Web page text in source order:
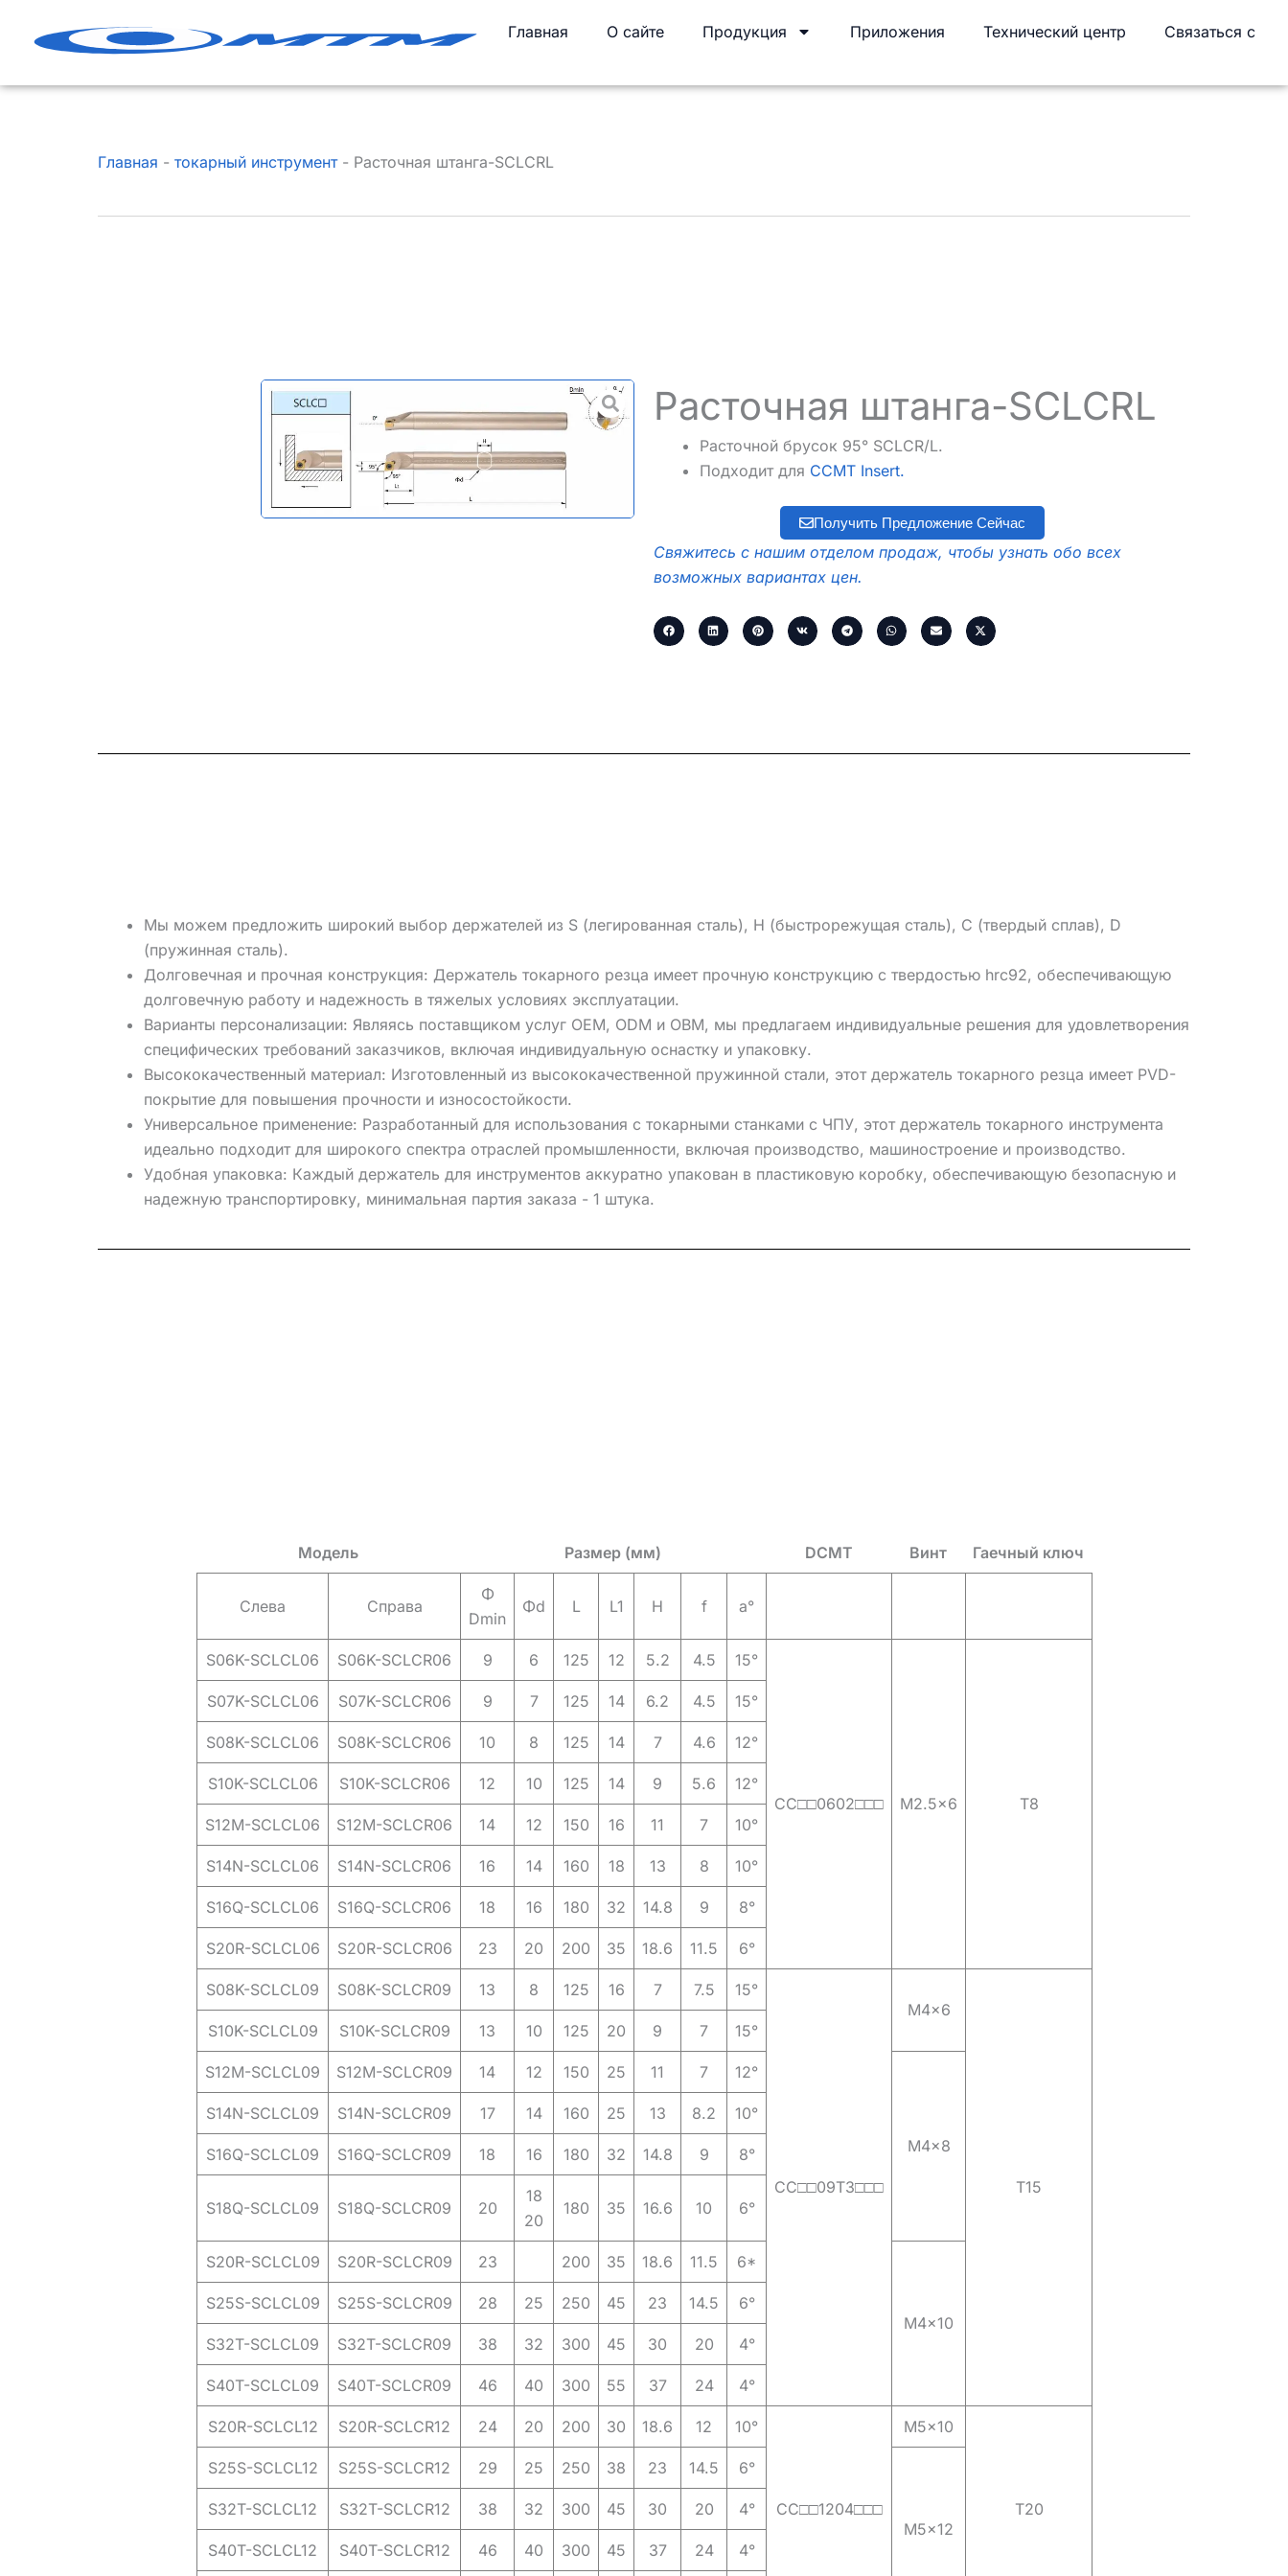
Главная О сайте Продукция Приложения Технический центр Связаться с
Главная - токарный инструмент- Расточная штанга-SCLCRL
Расточная штанга-SCLCRL
Расточной брусок 95° SCLCR/L.
Подходит для CCMT Insert.
Получить Предложение Сейчас
Свяжитесь с нашим отделом продаж, чтобы узнать обо всех
возможных вариантах цен.
Мы можем предложить широкий выбор держателей из S (легированная сталь), H (быстрорежущая сталь), C (твердый сплав), D
(пружинная сталь).
Долговечная и прочная конструкция: Держатель токарного резца имеет прочную конструкцию с твердостью hrc92, обеспечивающую
долговечную работу и надежность в тяжелых условиях эксплуатации.
Варианты персонализации: Являясь поставщиком услуг OEM, ODM и OBM, мы предлагаем индивидуальные решения для удовлетворения
специфических требований заказчиков, включая индивидуальную оснастку и упаковку.
Высококачественный материал: Изготовленный из высококачественной пружинной стали, этот держатель токарного резца имеет PVD-
покрытие для повышения прочности и износостойкости.
Универсальное применение: Разработанный для использования с токарными станками с ЧПУ, этот держатель токарного инструмента
идеально подходит для широкого спектра отраслей промышленности, включая производство, машиностроение и производство.
Удобная упаковка: Каждый держатель для инструментов аккуратно упакован в пластиковую коробку, обеспечивающую безопасную и
надежную транспортировку, минимальная партия заказа - 1 штука.
Модель Размер (мм) DCMT Винт Гаечный ключ
Слева Справа
Φ
Dmin
Φd L L1 H f a°
S06K-SCLCL06 S06K-SCLCR06 9 6 125 12 5.2 4.5 15°
CC□□0602□□□ M2.5×6 T8
S07K-SCLCL06 S07K-SCLCR06 9 7 125 14 6.2 4.5 15°
S08K-SCLCL06 S08K-SCLCR06 10 8 125 14 7 4.6 12°
S10K-SCLCL06 S10K-SCLCR06 12 10 125 14 9 5.6 12°
S12M-SCLCL06 S12M-SCLCR06 14 12 150 16 11 7 10°
S14N-SCLCL06 S14N-SCLCR06 16 14 160 18 13 8 10°
S16Q-SCLCL06 S16Q-SCLCR06 18 16 180 32 14.8 9 8°
S20R-SCLCL06 S20R-SCLCR06 23 20 200 35 18.6 11.5 6°
S08K-SCLCL09 S08K-SCLCR09 13 8 125 16 7 7.5 15°
CC□□09T3□□□
M4x6
T15
S10K-SCLCL09 S10K-SCLCR09 13 10 125 20 9 7 15°
S12M-SCLCL09 S12M-SCLCR09 14 12 150 25 11 7 12°
M4x8
S14N-SCLCL09 S14N-SCLCR09 17 14 160 25 13 8.2 10°
S16Q-SCLCL09 S16Q-SCLCR09 18 16 180 32 14.8 9 8°
S18Q-SCLCL09 S18Q-SCLCR09 20
18
20
180 35 16.6 10 6°
S20R-SCLCL09 S20R-SCLCR09 23 200 35 18.6 11.5 6*
M4x10
S25S-SCLCL09 S25S-SCLCR09 28 25 250 45 23 14.5 6°
S32T-SCLCL09 S32T-SCLCR09 38 32 300 45 30 20 4°
S40T-SCLCL09 S40T-SCLCR09 46 40 300 55 37 24 4°
S20R-SCLCL12 S20R-SCLCR12 24 20 200 30 18.6 12 10°
CC□□1204□□□
M5x10
T20
S25S-SCLCL12 S25S-SCLCR12 29 25 250 38 23 14.5 6°
M5x12
S32T-SCLCL12 S32T-SCLCR12 38 32 300 45 30 20 4°
S40T-SCLCL12 S40T-SCLCR12 46 40 300 45 37 24 4°